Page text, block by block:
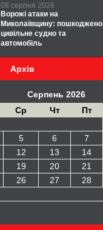
08 серпня 2026
Ворожі атаки на
Миколаївщину: пошкоджено
цивільне судно та
автомобіль
Архів
Серпень 2026
Ср Чт Пт
5 6 7
12 13 14
19 20 21
26 27 28